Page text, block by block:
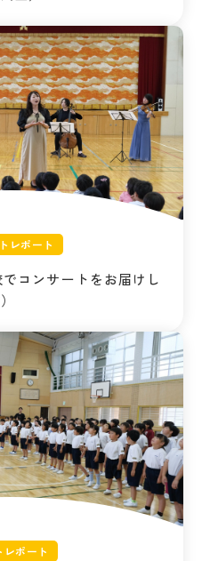
レポート
コンサートをお届けし
レポート